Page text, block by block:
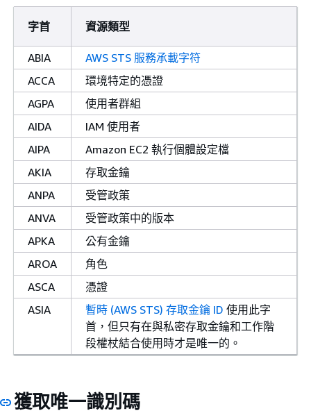
字首 資源類型
ABIA
AWS STS 服務承載字符
ACCA
環境特定的憑證
AGPA
使用者群組
AIDA
IAM 使用者
AIPA
Amazon EC2 執行個體設定檔
AKIA
存取金鑰
ANPA
受管政策
ANVA
受管政策中的版本
APKA
公有金鑰
AROA
角色
ASCA
憑證
ASIA
暫時 (AWS STS) 存取金鑰 ID 使用此字
首，但只有在與私密存取金鑰和工作階
段權杖結合使用時才是唯一的。
獲取唯一識別碼